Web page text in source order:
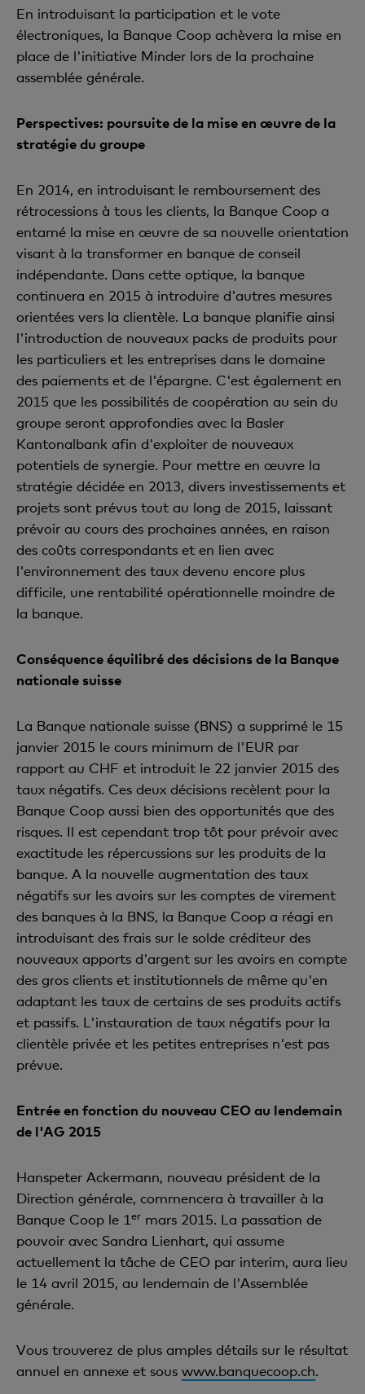
En introduisant la participation et le vote
électroniques, la Banque Coop achèvera la mise en
place de l'initiative Minder lors de la prochaine
assemblée générale.
Perspectives: poursuite de la mise en œuvre de la
stratégie du groupe
En 2014, en introduisant le remboursement des
rétrocessions à tous les clients, la Banque Coop a
entamé la mise en œuvre de sa nouvelle orientation
visant à la transformer en banque de conseil
indépendante. Dans cette optique, la banque
continuera en 2015 à introduire d'autres mesures
orientées vers la clientèle. La banque planifie ainsi
l'introduction de nouveaux packs de produits pour
les particuliers et les entreprises dans le domaine
des paiements et de l'épargne. C'est également en
2015 que les possibilités de coopération au sein du
groupe seront approfondies avec la Basler
Kantonalbank afin d'exploiter de nouveaux
potentiels de synergie. Pour mettre en œuvre la
stratégie décidée en 2013, divers investissements et
projets sont prévus tout au long de 2015, laissant
prévoir au cours des prochaines années, en raison
des coûts correspondants et en lien avec
l'environnement des taux devenu encore plus
difficile, une rentabilité opérationnelle moindre de
la banque.
Conséquence équilibré des décisions de la Banque
nationale suisse
La Banque nationale suisse (BNS) a supprimé le 15
janvier 2015 le cours minimum de l'EUR par
rapport au CHF et introduit le 22 janvier 2015 des
taux négatifs. Ces deux décisions recèlent pour la
Banque Coop aussi bien des opportunités que des
risques. Il est cependant trop tôt pour prévoir avec
exactitude les répercussions sur les produits de la
banque. A la nouvelle augmentation des taux
négatifs sur les avoirs sur les comptes de virement
des banques à la BNS, la Banque Coop a réagi en
introduisant des frais sur le solde créditeur des
nouveaux apports d'argent sur les avoirs en compte
des gros clients et institutionnels de même qu'en
adaptant les taux de certains de ses produits actifs
et passifs. L'instauration de taux négatifs pour la
clientèle privée et les petites entreprises n'est pas
prévue.
Entrée en fonction du nouveau CEO au lendemain
de l'AG 2015
Hanspeter Ackermann, nouveau président de la
Direction générale, commencera à travailler à la
Banque Coop le 1er mars 2015. La passation de
pouvoir avec Sandra Lienhart, qui assume
actuellement la tâche de CEO par interim, aura lieu
le 14 avril 2015, au lendemain de l'Assemblée
générale.
Vous trouverez de plus amples détails sur le résultat
annuel en annexe et sous www.banquecoop.ch.